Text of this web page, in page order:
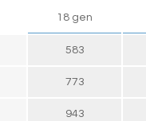
18 gen
583
773
943